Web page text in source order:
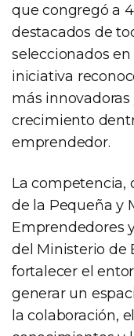
que congregó a
destacados de
seleccionados
iniciativa
más
crecimiento
emprendedor.
La competencia,
de la Pequeña y
Emprendedores
del Ministerio de
fortalecer el
generar un
la colaboración,